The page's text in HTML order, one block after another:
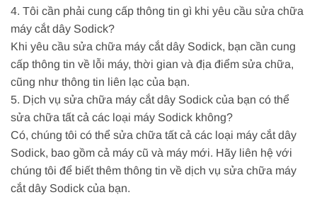
4. Tôi cần phải cung cấp thông tin gì khi yêu cầu sửa chữa
máy cắt dây Sodick?
Khi yêu cầu sửa chữa máy cắt dây Sodick, bạn cần cung
cấp thông tin về lỗi máy, thời gian và địa điểm sửa chữa,
cũng như thông tin liên lạc của bạn.
5. Dịch vụ sửa chữa máy cắt dây Sodick của bạn có thể
sửa chữa tất cả các loại máy Sodick không?
Có, chúng tôi có thể sửa chữa tất cả các loại máy cắt dây
Sodick, bao gồm cả máy cũ và máy mới. Hãy liên hệ với
chúng tôi để biết thêm thông tin về dịch vụ sửa chữa máy
cắt dây Sodick của bạn.